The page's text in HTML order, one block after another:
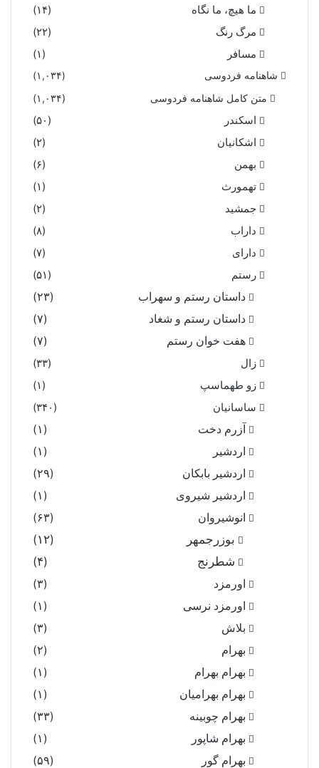
ما هیچ، ما نگاه
(۱۴)
مرگ رنگ
(۲۲)
مسافر
(۱)
شاهنامه فردوسی (۱,۰۳۴)
متن کامل شاهنامه فردوسی (۱,۰۳۴)
اسکندر
(۵۰)
اشکانیان
(۲)
بهمن
(۶)
تهمورث
(۱)
جمشید
(۲)
داراب
(۸)
دارای
(۷)
رستم
(۵۱)
داستان رستم و سهراب
(۲۳)
داستان رستم و شغاد
(۷)
هفت خوان رستم‏
(۷)
زال
(۳۳)
زو طهماسپ‏
(۱)
ساسانیان
(۳۴۰)
آزرم دخت
(۱)
اردشیر
(۱)
اردشیر بابکان
(۲۹)
اردشیر شیروی
(۱)
انوشیروان
(۶۳)
بوزرجمهر
(۱۲)
شطرنج
(۴)
اورمزد
(۳)
اورمزد نرسى‏
(۱)
بلاش
(۳)
بهرام
(۲)
بهرام بهرام
(۱)
بهرام بهرامیان‏
(۱)
بهرام چوبینه
(۳۳)
بهرام شاپور
(۱)
بهرام گور
(۵۹)